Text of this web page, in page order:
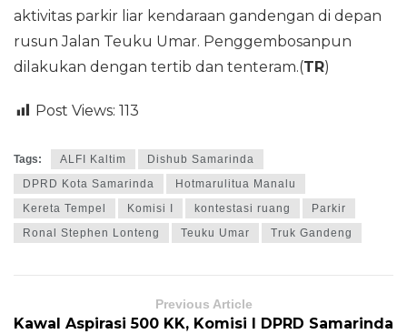
aktivitas parkir liar kendaraan gandengan di depan
rusun Jalan Teuku Umar. Penggembosanpun
dilakukan dengan tertib dan tenteram.(TR)
Post Views: 113
Tags: ALFI Kaltim
Dishub Samarinda
DPRD Kota Samarinda
Hotmarulitua Manalu
Kereta Tempel
Komisi I kontestasi ruang
Parkir
Ronal Stephen Lonteng
Teuku Umar Truk Gandeng
Previous Article
Kawal Aspirasi 500 KK, Komisi I DPRD Samarinda